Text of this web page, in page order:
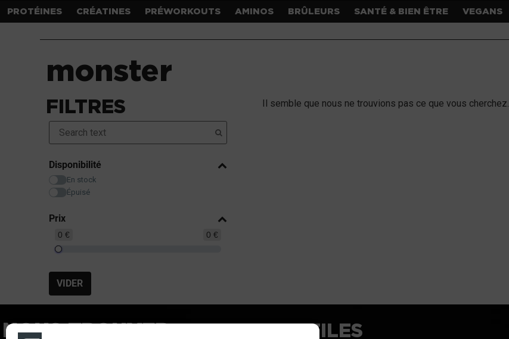
PROTÉINES CRÉATINES PRÉWORKOUTS AMINOS BRÛLEURS SANTÉ & BIEN ÊTRE VEGANS
monster
FILTRES
Disponibilité
En stock
Épuisé
Prix
0 € 0 €
VIDER
Il semble que nous ne trouvions pas ce que vous cherchez.
NOUS TROUVER LIENS UTILES